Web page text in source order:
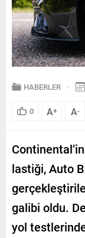
HABERLER
0 A+ A-
lastiği, Auto
galibi oldu.
yol